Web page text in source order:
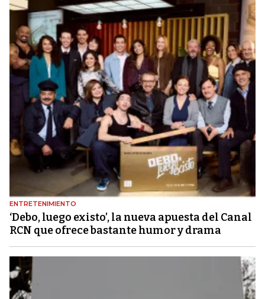
ENTRETENIMIENTO
‘Debo, luego existo’, la nueva apuesta del Canal
RCN que ofrece bastante humor y drama